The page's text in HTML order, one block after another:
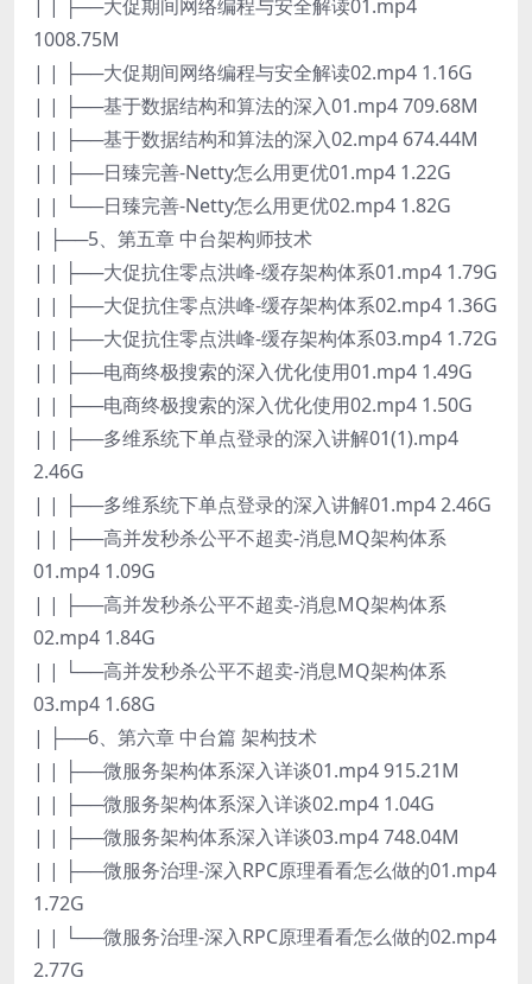
| | ├──大促期间网络编程与安全解读01.mp4
1008.75M
| | ├──大促期间网络编程与安全解读02.mp4 1.16G
| | ├──基于数据结构和算法的深入01.mp4 709.68M
| | ├──基于数据结构和算法的深入02.mp4 674.44M
| | ├──日臻完善-Netty怎么用更优01.mp4 1.22G
| | └──日臻完善-Netty怎么用更优02.mp4 1.82G
| ├──5、第五章 中台架构师技术
| | ├──大促抗住零点洪峰-缓存架构体系01.mp4 1.79G
| | ├──大促抗住零点洪峰-缓存架构体系02.mp4 1.36G
| | ├──大促抗住零点洪峰-缓存架构体系03.mp4 1.72G
| | ├──电商终极搜索的深入优化使用01.mp4 1.49G
| | ├──电商终极搜索的深入优化使用02.mp4 1.50G
| | ├──多维系统下单点登录的深入讲解01(1).mp4
2.46G
| | ├──多维系统下单点登录的深入讲解01.mp4 2.46G
| | ├──高并发秒杀公平不超卖-消息MQ架构体系
01.mp4 1.09G
| | ├──高并发秒杀公平不超卖-消息MQ架构体系
02.mp4 1.84G
| | └──高并发秒杀公平不超卖-消息MQ架构体系
03.mp4 1.68G
| ├──6、第六章 中台篇 架构技术
| | ├──微服务架构体系深入详谈01.mp4 915.21M
| | ├──微服务架构体系深入详谈02.mp4 1.04G
| | ├──微服务架构体系深入详谈03.mp4 748.04M
| | ├──微服务治理-深入RPC原理看看怎么做的01.mp4
1.72G
| | └──微服务治理-深入RPC原理看看怎么做的02.mp4
2.77G